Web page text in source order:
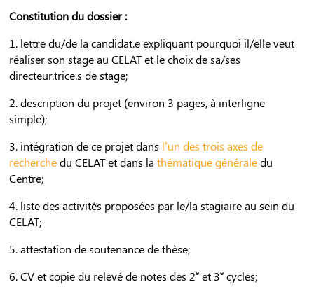
Constitution du dossier:
1. lettre du/de la candidat.e expliquant pourquoi il/elle veut
réaliser son stage au CELAT et le choix de sa/ses
directeur.trice.s de stage;
2. description du projet (environ 3 pages, à interligne
simple);
3. intégration de ce projet dans l’un des trois axes de
recherchedu CELAT et dans lathématique généraledu
Centre;
4. liste des activités proposées par le/la stagiaire au sein du
CELAT;
5. attestation de soutenance de thèse;
6. CV et copie du relevé de notes des 2e et 3e cycles;